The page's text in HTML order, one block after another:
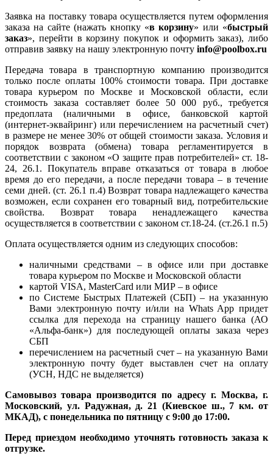
Заявка на поставку товара осуществляется путем оформления
заказа на сайте (нажать кнопку «в корзину» или «быстрый
заказ», перейти в корзину покупок и оформить заказ), либо
отправив заявку на нашу электронную почту info@poolbox.ru
Передача товара в транспортную компанию производится
только после оплаты 100% стоимости товара. При доставке
товара курьером по Москве и Московской области, если
стоимость заказа составляет более 50 000 руб., требуется
предоплата (наличными в офисе, банковской картой
(интернет-эквайринг) или перечислением на расчетный счет)
в размере не менее 30% от общей стоимости заказа. Условия и
порядок возврата (обмена) товара регламентируется в
соответствии с законом «О защите прав потребителей» ст. 18-
24, 26.1. Покупатель вправе отказаться от товара в любое
время до его передачи, а после передачи товара – в течение
семи дней. (ст. 26.1 п.4) Возврат товара надлежащего качества
возможен, если сохранен его товарный вид, потребительские
свойства. Возврат товара ненадлежащего качества
осуществляется в соответствии с законом ст.18-24. (ст.26.1 п.5)
Оплата осуществляется одним из следующих способов:
наличными средствами – в офисе или при доставке
товара курьером по Москве и Московской области
картой VISA, MasterCard или МИР – в офисе
по Системе Быстрых Платежей (СБП) – на указанную
Вами электронную почту и/или на Whats App придет
ссылка для перехода на страницу нашего банка (АО
«Альфа-банк») для последующей оплаты заказа через
СБП
перечислением на расчетный счет – на указанную Вами
электронную почту будет выставлен счет на оплату
(УСН, НДС не выделяется)
Самовывоз товара производится по адресу г. Москва, г.
Московский, ул. Радужная, д. 21 (Киевское ш., 7 км. от
МКАД), с понедельника по пятницу с 9:00 до 17:00.
Перед приездом необходимо уточнять готовность заказа к
отгрузке.